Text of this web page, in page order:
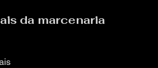
da marcenaria